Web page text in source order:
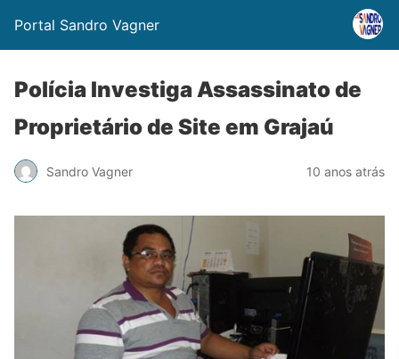
Portal Sandro Vagner
Polícia Investiga Assassinato de
Proprietário de Site em Grajaú
Sandro Vagner 10 anos atrás